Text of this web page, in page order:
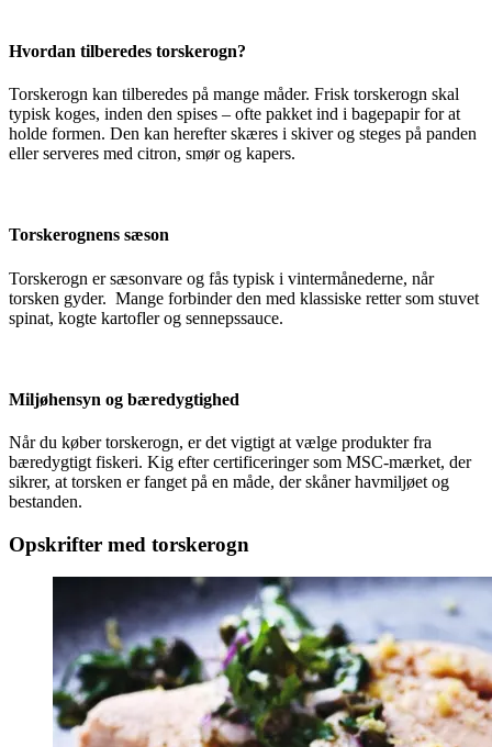
Hvordan tilberedes torskerogn?
Torskerogn kan tilberedes på mange måder. Frisk torskerogn skal
typisk koges, inden den spises – ofte pakket ind i bagepapir for at
holde formen. Den kan herefter skæres i skiver og steges på panden
eller serveres med citron, smør og kapers.
Torskerognens sæson
Torskerogn er sæsonvare og fås typisk i vintermånederne, når
torsken gyder. Mange forbinder den med klassiske retter som stuvet
spinat, kogte kartofler og sennepssauce.
Miljøhensyn og bæredygtighed
Når du køber torskerogn, er det vigtigt at vælge produkter fra
bæredygtigt fiskeri. Kig efter certificeringer som MSC-mærket, der
sikrer, at torsken er fanget på en måde, der skåner havmiljøet og
bestanden.
Opskrifter med torskerogn